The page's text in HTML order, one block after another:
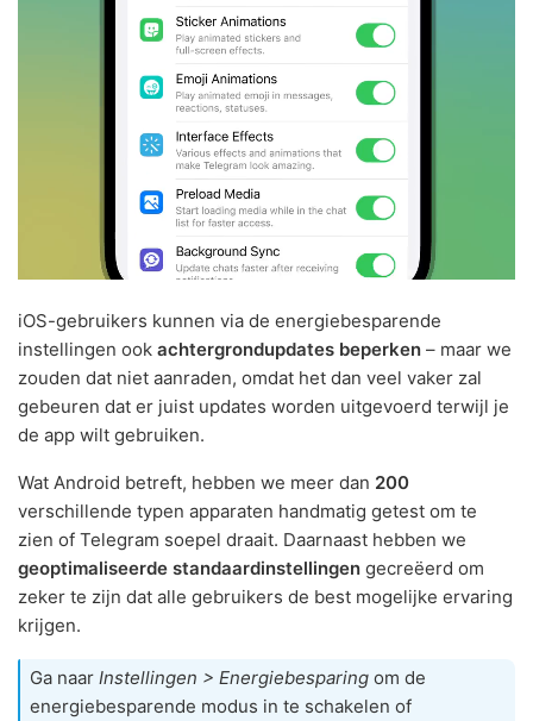
iOS-gebruikers kunnen via de energiebesparende
instellingen ook achtergrondupdates beperken – maar we
zouden dat niet aanraden, omdat het dan veel vaker zal
gebeuren dat er juist updates worden uitgevoerd terwijl je
de app wilt gebruiken.
Wat Android betreft, hebben we meer dan 200
verschillende typen apparaten handmatig getest om te
zien of Telegram soepel draait. Daarnaast hebben we
geoptimaliseerde standaardinstellingen gecreëerd om
zeker te zijn dat alle gebruikers de best mogelijke ervaring
krijgen.
Ga naar Instellingen > Energiebesparing om de
energiebesparende modus in te schakelen of